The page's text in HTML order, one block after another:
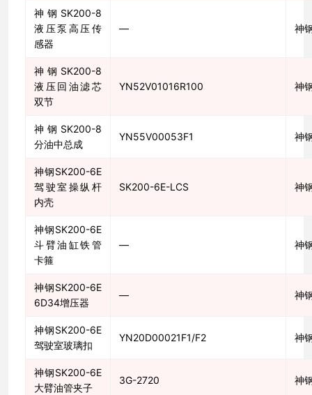
神钢SK200-8
液压泵高压传
感器
— 神
神钢SK200-8
液压回油滤芯
双节
YN52V01016R100 神
神钢SK200-8
分油中总成
YN55V00053F1 神
神钢SK200-6E
驾驶室操纵杆
内壳
SK200-6E-LCS 神
神钢SK200-6E
斗臂油缸铁管
卡箍
— 神
神钢SK200-6E
6D34增压器
— 神
神钢SK200-6E
驾驶室玻璃扣
YN20D00021F1/F2 神
神钢SK200-6E
大臂油管夹子
3G-2720 神